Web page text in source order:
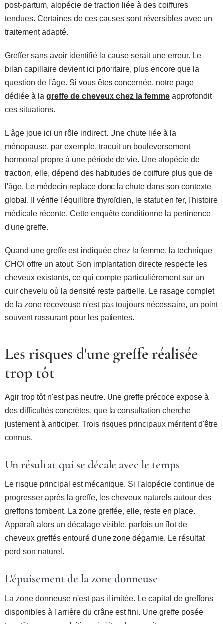
post-partum, alopécie de traction liée à des coiffures
tendues. Certaines de ces causes sont réversibles avec un
traitement adapté.
Greffer sans avoir identifié la cause serait une erreur. Le
bilan capillaire devient ici prioritaire, plus encore que la
question de l'âge. Si vous êtes concernée, notre page
dédiée à la greffe de cheveux chez la femme approfondit
ces situations.
L'âge joue ici un rôle indirect. Une chute liée à la
ménopause, par exemple, traduit un bouleversement
hormonal propre à une période de vie. Une alopécie de
traction, elle, dépend des habitudes de coiffure plus que de
l'âge. Le médecin replace donc la chute dans son contexte
global. Il vérifie l'équilibre thyroïdien, le statut en fer, l'histoire
médicale récente. Cette enquête conditionne la pertinence
d'une greffe.
Quand une greffe est indiquée chez la femme, la technique
CHOI offre un atout. Son implantation directe respecte les
cheveux existants, ce qui compte particulièrement sur un
cuir chevelu où la densité reste partielle. Le rasage complet
de la zone receveuse n'est pas toujours nécessaire, un point
souvent rassurant pour les patientes.
Les risques d'une greffe réalisée
trop tôt
Agir trop tôt n'est pas neutre. Une greffe précoce expose à
des difficultés concrètes, que la consultation cherche
justement à anticiper. Trois risques principaux méritent d'être
connus.
Un résultat qui se décale avec le temps
Le risque principal est mécanique. Si l'alopécie continue de
progresser après la greffe, les cheveux naturels autour des
greffons tombent. La zone greffée, elle, reste en place.
Apparaît alors un décalage visible, parfois un îlot de
cheveux greffés entouré d'une zone dégarnie. Le résultat
perd son naturel.
L'épuisement de la zone donneuse
La zone donneuse n'est pas illimitée. Le capital de greffons
disponibles à l'arrière du crâne est fini. Une greffe posée